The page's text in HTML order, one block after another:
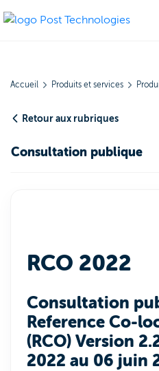
Accueil Produits et services
Retour aux rubriques
Consultation publique
RCO 2022
Consultation
Reference Co-
(RCO) Version
2022 au 06 juin